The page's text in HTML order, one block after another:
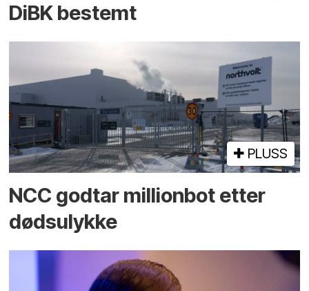
DiBK bestemt
PLUSS
NCC godtar millionbot etter
dødsulykke